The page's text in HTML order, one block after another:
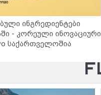
ინგრედიენტები
- კორეული ინოვაციური
საქართველოშია